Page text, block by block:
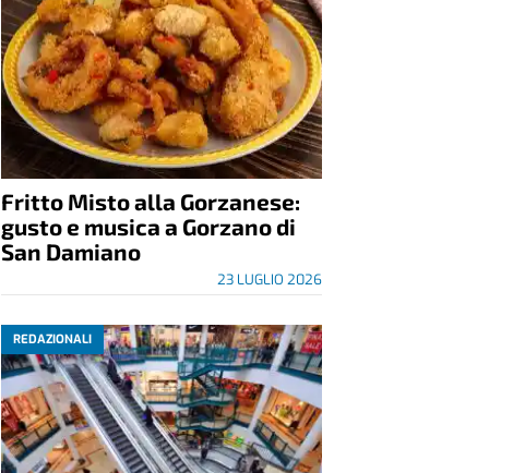
Fritto Misto alla Gorzanese:
gusto e musica a Gorzano di
San Damiano
23 LUGLIO 2026
REDAZIONALI